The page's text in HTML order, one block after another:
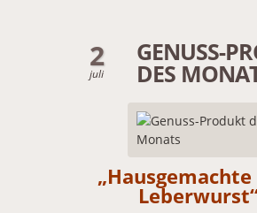
2
juli
GENUSS-
DES
„Hausgemachte